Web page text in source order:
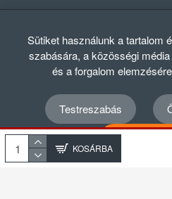
KOSÁRBA
Hétfő-Péntek:
© 2012 - 2024
Adatvédelmi szabályzat
Sütiket használunk a tartalom
szabására, a közösségi
és a forgalom
Testreszabás
Összes